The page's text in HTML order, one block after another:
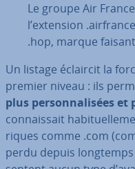
Le groupe Air
l’extension
.hop, marque
Un listage éclaircit la
premier niveau : ils
plus per­son­na­li­sées et
con­nais­sait
riques comme .com
perdu depuis